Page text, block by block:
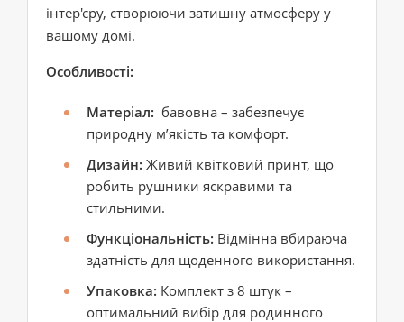
інтер'єру, створюючи затишну атмосферу у
вашому домі.
Особливості:
Матеріал: бавовна – забезпечує
природну м’якість та комфорт.
Дизайн: Живий квітковий принт, що
робить рушники яскравими та
стильними.
Функціональність: Відмінна вбираюча
здатність для щоденного використання.
Упаковка: Комплект з 8 штук –
оптимальний вибір для родинного